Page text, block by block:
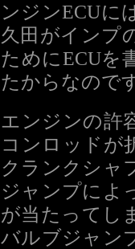
ンジンECUに
久田がインプ
ためにECUを
たからなので
エンジンの許
コンロッドが
クランクシャ
ジャンプによ
が当たってし
バルブジャン